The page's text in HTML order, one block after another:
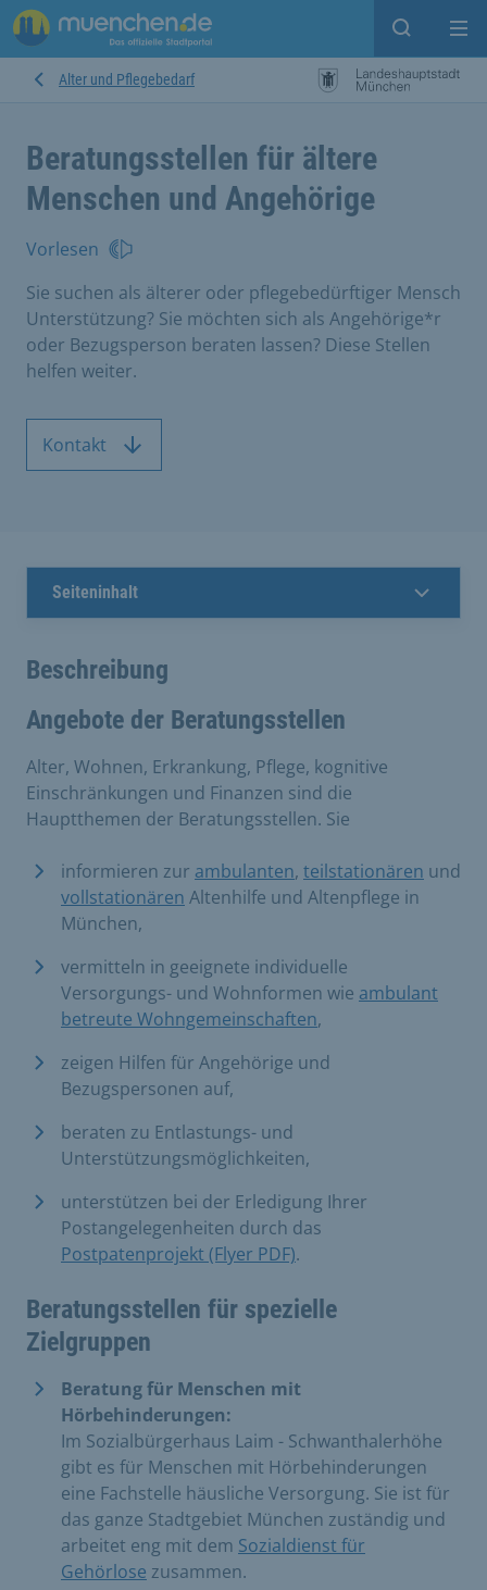
Suche
Alter und Pflegebedarf
Beratungsstellen für ältere
Menschen und Angehörige
Vorlesen
Sie suchen als älterer oder pflegebedürftiger Mensch
Unterstützung? Sie möchten sich als Angehörige*r
oder Bezugsperson beraten lassen? Diese Stellen
helfen weiter.
Kontakt
Seiteninhalt
Beschreibung
Angebote der Beratungsstellen
Alter, Wohnen, Erkrankung, Pflege, kognitive
Einschränkungen und Finanzen sind die
Hauptthemen der Beratungsstellen. Sie
informieren zur ambulanten, teilstationären und
vollstationären Altenhilfe und Altenpflege in
München,
vermitteln in geeignete individuelle
Versorgungs- und Wohnformen wie ambulant
betreute Wohngemeinschaften,
zeigen Hilfen für Angehörige und
Bezugspersonen auf,
beraten zu Entlastungs- und
Unterstützungsmöglichkeiten,
unterstützen bei der Erledigung Ihrer
Postangelegenheiten durch das
Postpatenprojekt (Flyer PDF).
Beratungsstellen für spezielle
Zielgruppen
Beratung für Menschen mit
Hörbehinderungen:
Im Sozialbürgerhaus Laim - Schwanthalerhöhe
gibt es für Menschen mit Hörbehinderungen
eine Fachstelle häusliche Versorgung. Sie ist für
das ganze Stadtgebiet München zuständig und
arbeitet eng mit dem Sozialdienst für
Gehörlose zusammen.